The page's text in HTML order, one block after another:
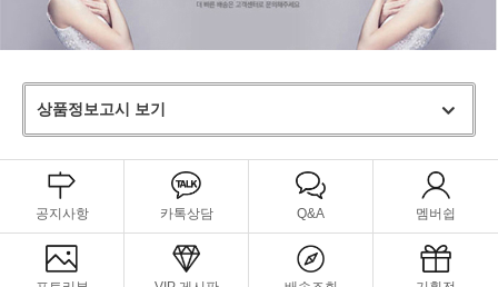
상품정보고시 보기
공지사항 카톡상담 Q&A 멤버쉽